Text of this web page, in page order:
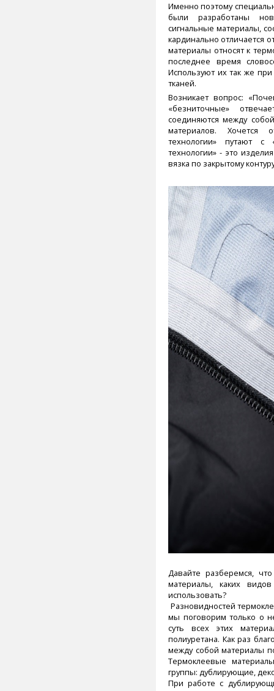
Именно поэтому
были разработаны
сигнальные материалы,
кардинально отличается
материалы относят к
последнее время
Используют их так же
тканей.
Возникает вопрос:
«безниточные»
соединяются между
материалов. Хочется
технологии» путают с
технологии» - это
вязка по закрытому
Давайте разберемся,
материалы, каких
использовать?
Разновидностей
мы поговорим только о
суть всех этих
полиуретана. Как раз
между собой материалы
Термоклеевые
группы: дублирующие,
При работе с